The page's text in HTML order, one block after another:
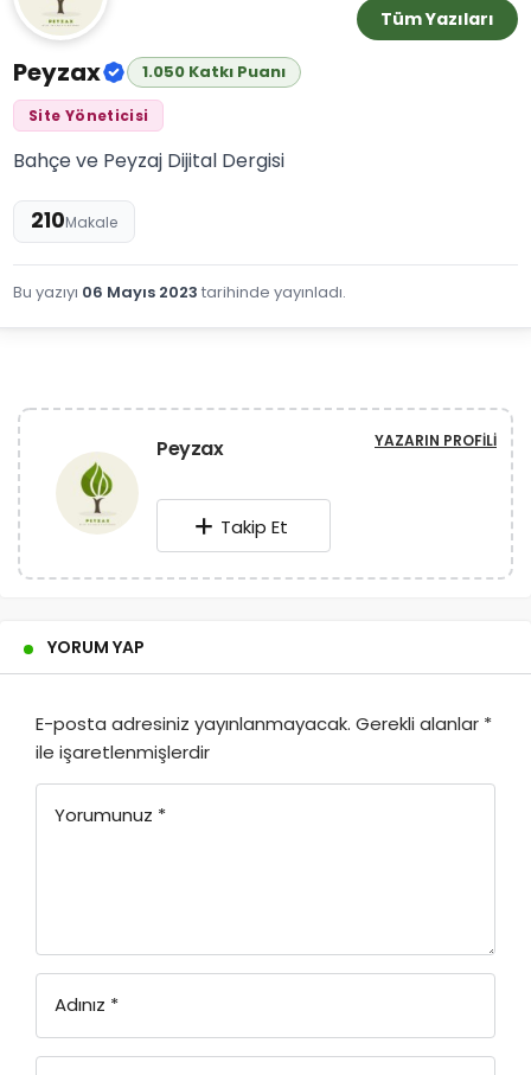
Tüm Yazıları
Peyzax 1.050 Katkı Puanı
Site Yöneticisi
Bahçe ve Peyzaj Dijital Dergisi
210Makale
Bu yazıyı 06 Mayıs 2023 tarihinde yayınladı.
Peyzax YAZARIN PROFILI
Takip Et
YORUM YAP
E-posta adresiniz yayınlanmayacak. Gerekli alanlar *
ile işaretlenmişlerdir
Yorumunuz *
Adınız *